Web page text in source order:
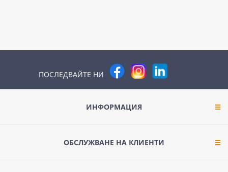
ПОСЛЕДВАЙТЕ НИ
ИНФОРМАЦИЯ
ОБСЛУЖВАНЕ НА КЛИЕНТИ